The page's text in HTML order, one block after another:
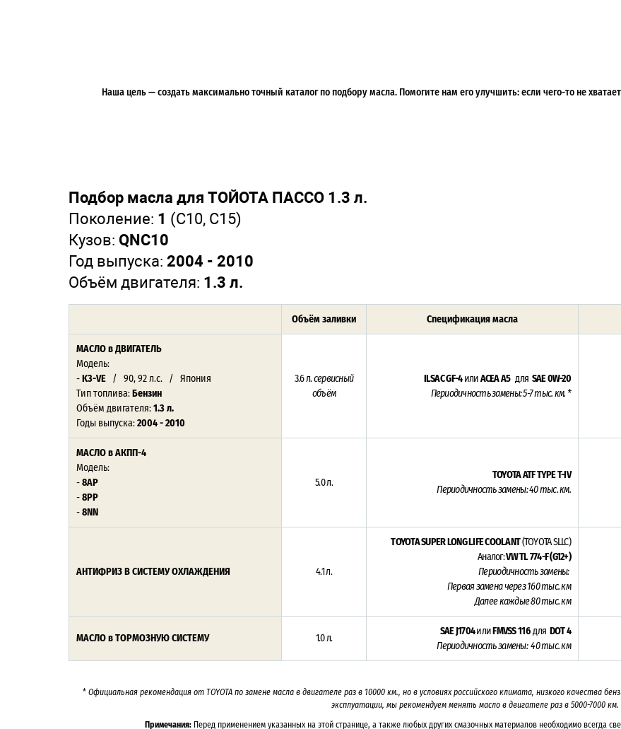
Наша цель — создать максимально точный каталог по подбору масла. Помогите нам его улучшить: если чего-то не
Подбор масла для ТОЙОТА ПАССО 1.3 л.
Поколение: 1 (C10, C15)
Кузов: QNC10
Год выпуска: 2004 - 2010
Объём двигателя: 1.3 л.
Объём заливки Спецификация масла
МАСЛО в ДВИГАТЕЛЬ
Модель:
-K3-VE / 90, 92 л.с. / Япония
Тип топлива:Бензин
Объём двигателя:1.3 л.
Годы выпуска:2004 - 2010
3.6 л.сервисный
объём
ILSAC GF-4илиACEA A5 для SAE 0W-20
Периодичность замены: 5-7 тыс. км. *
МАСЛО в АКПП-4
Модель:
-8AP
-8PP
-8NN
5.0 л.
TOYOTA ATF TYPE T-IV
Периодичность замены: 40 тыс. км.
АНТИФРИЗ В СИСТЕМУ ОХЛАЖДЕНИЯ 4.1 л.
TOYOTA SUPER LONG LIFE COOLANT(TOYOTA SLLC)
Аналог:VW TL 774-F (G12+)
Периодичность замены:
Первая замена через 160 тыс. км
Далее каждые 80 тыс. км
МАСЛО в ТОРМОЗНУЮ СИСТЕМУ 1.0 л.
SAE J1704илиFMVSS 116для DOT 4
Периодичность замены: 40 тыс. км
* Официальная рекомендация от TOYOTA по замене масла в двигателе раз в 10000 км., но в условиях российского климата, низкого качества
эксплуатации, мы рекомендуем менять масло в двигателе раз в 5000-7000км.
Примечания: Перед применением указанных на этой странице, а также любых других смазочных материалов необходимо всегда